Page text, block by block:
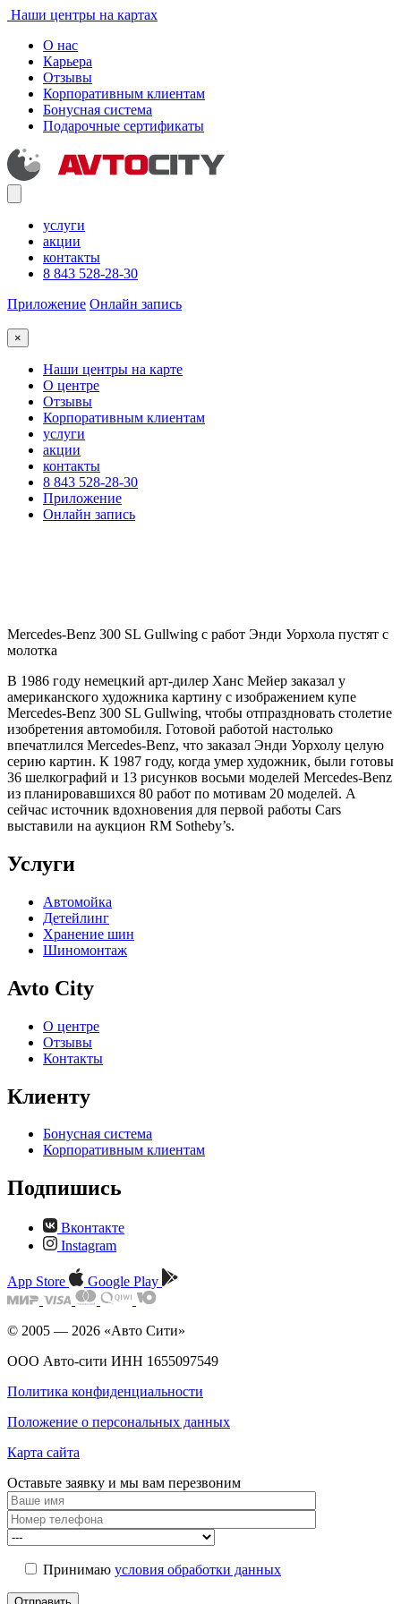
Наши центры на картах
О нас
Карьера
Отзывы
Корпоративным клиентам
Бонусная система
Подарочные сертификаты
услуги
акции
контакты
8 843 528-28-30
Приложение Онлайн запись
×
Наши центры на карте
О центре
Отзывы
Корпоративным клиентам
услуги
акции
контакты
8 843 528-28-30
Приложение
Онлайн запись
Mercedes-Benz 300 SL Gullwing с работ Энди Уорхола пустят с
молотка
В 1986 году немецкий арт-дилер Ханс Мейер заказал у
американского художника картину с изображением купе
Mercedes-Benz 300 SL Gullwing, чтобы отпраздновать столетие
изобретения автомобиля. Готовой работой настолько
впечатлился Mercedes-Benz, что заказал Энди Уорхолу целую
серию картин. К 1987 году, когда умер художник, были готовы
36 шелкографий и 13 рисунков восьми моделей Mercedes-Benz
из планировавшихся 80 работ по мотивам 20 моделей. А
сейчас источник вдохновения для первой работы Cars
выставили на аукцион RM Sotheby’s.
Услуги
Автомойка
Детейлинг
Хранение шин
Шиномонтаж
Avto City
О центре
Отзывы
Контакты
Клиенту
Бонусная система
Корпоративным клиентам
Подпишись
Вконтакте
Instagram
App Store Google Play
© 2005 — 2026 «Авто Сити»
ООО Авто-сити ИНН 1655097549
Политика конфиденциальности
Положение о персональных данных
Карта сайта
Оставьте заявку и мы вам перезвоним
Принимаю условия обработки данных